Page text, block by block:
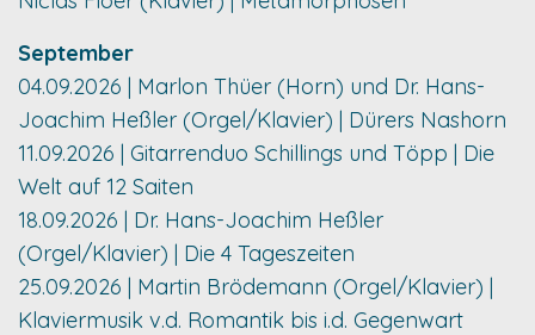
September
04.09.2026 | Marlon Thüer (Horn) und Dr. Hans-
Joachim Heßler (Orgel/Klavier) | Dürers Nashorn
11.09.2026 | Gitarrenduo Schillings und Töpp | Die
Welt auf 12 Saiten
18.09.2026 | Dr. Hans-Joachim Heßler
(Orgel/Klavier) | Die 4 Tageszeiten
25.09.2026 | Martin Brödemann (Orgel/Klavier) |
Klaviermusik v.d. Romantik bis i.d. Gegenwart